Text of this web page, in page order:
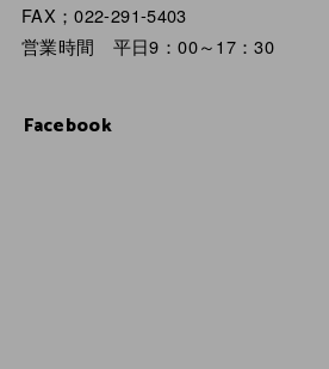
FAX；022-291-5403
営業時間 平日9：00～17：30
Facebook